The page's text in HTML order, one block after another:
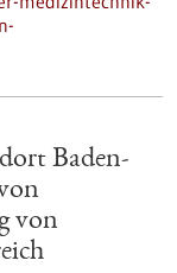
Baden-
von